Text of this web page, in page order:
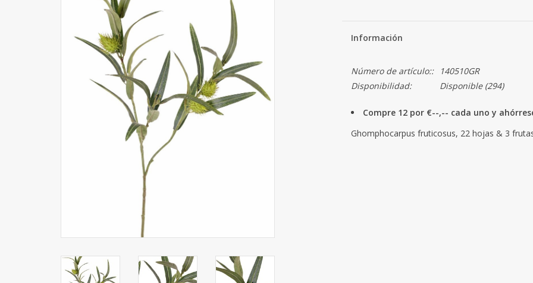
Información
Número de artículo::
140510GR
Disponibilidad:
Disponible(294)
Compre 12 por €--,-- cada uno y
Ghomphocarpus fruticosus, 22 hojas & 3